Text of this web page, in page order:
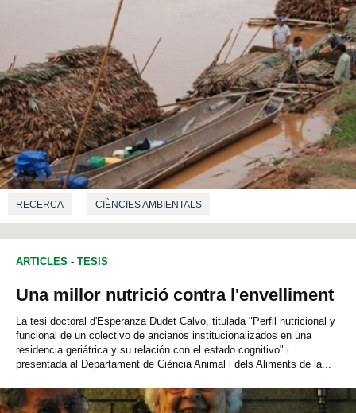
RECERCA CIÈNCIES AMBIENTALS
ARTICLES - TESIS
Una millor nutrició contra l'envelliment
La tesi doctoral d'Esperanza Dudet Calvo, titulada " Perfil nutricional y
funcional de un colectivo de ancianos institucionalizados en una
residencia geriátrica y su relación con el estado cognitivo" i
presentada al Departament de Ciència Animal i dels Aliments de la...